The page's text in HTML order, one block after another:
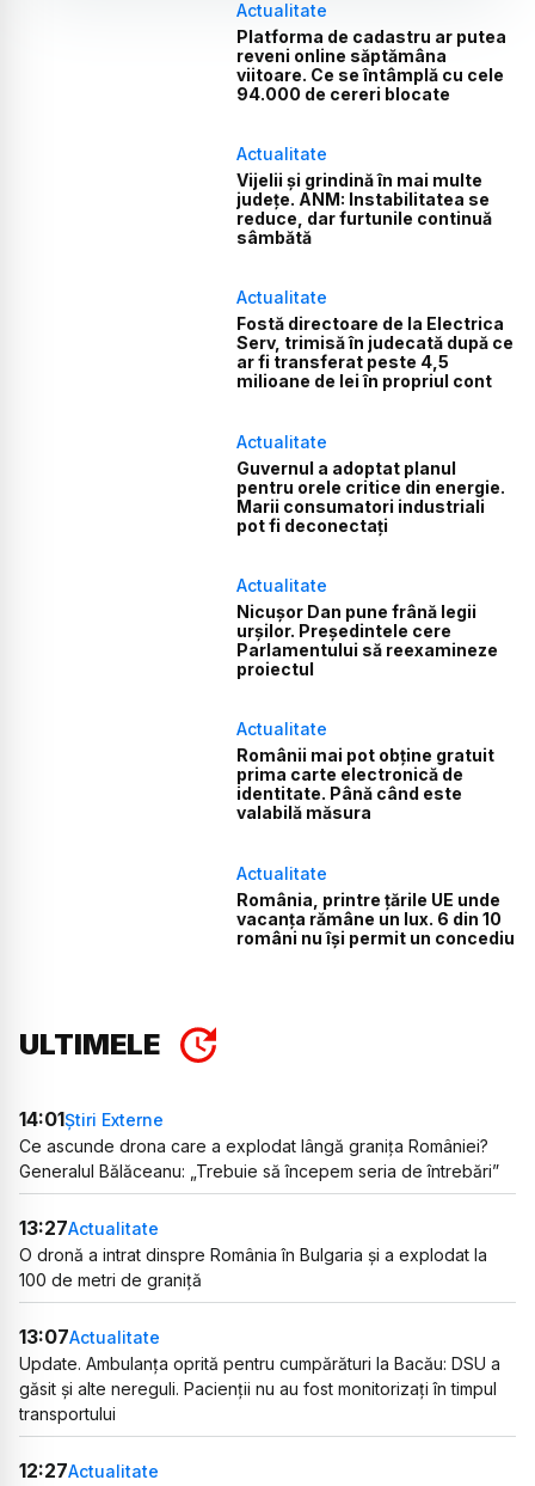
Actualitate
Platforma de cadastru ar putea
reveni online săptămâna
viitoare. Ce se întâmplă cu cele
94.000 de cereri blocate
Actualitate
Vijelii și grindină în mai multe
județe. ANM: Instabilitatea se
reduce, dar furtunile continuă
sâmbătă
Actualitate
Fostă directoare de la Electrica
Serv, trimisă în judecată după ce
ar fi transferat peste 4,5
milioane de lei în propriul cont
Actualitate
Guvernul a adoptat planul
pentru orele critice din energie.
Marii consumatori industriali
pot fi deconectați
Actualitate
Nicușor Dan pune frână legii
urșilor. Președintele cere
Parlamentului să reexamineze
proiectul
Actualitate
Românii mai pot obține gratuit
prima carte electronică de
identitate. Până când este
valabilă măsura
Actualitate
România, printre țările UE unde
vacanța rămâne un lux. 6 din 10
români nu își permit un concediu
ULTIMELE
14:01Știri Externe
Ce ascunde drona care a explodat lângă granița României?
Generalul Bălăceanu: „Trebuie să începem seria de întrebări”
13:27Actualitate
O dronă a intrat dinspre România în Bulgaria și a explodat la
100 de metri de graniță
13:07Actualitate
Update. Ambulanța oprită pentru cumpărături la Bacău: DSU a
găsit și alte nereguli. Pacienții nu au fost monitorizați în timpul
transportului
12:27Actualitate